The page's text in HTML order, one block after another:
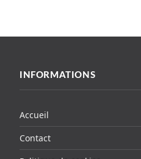
INFORMATIONS
Accueil
Contact